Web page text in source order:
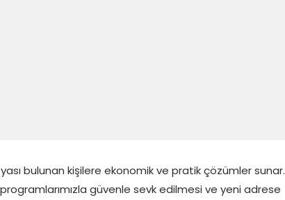
bulunan kişilere ekonomik ve pratik çözümler sunar.
güvenle sevk edilmesi ve yeni adrese